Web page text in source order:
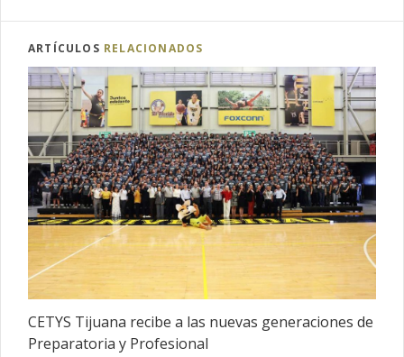
ARTÍCULOS RELACIONADOS
CETYS Tijuana recibe a las nuevas generaciones de
Preparatoria y Profesional